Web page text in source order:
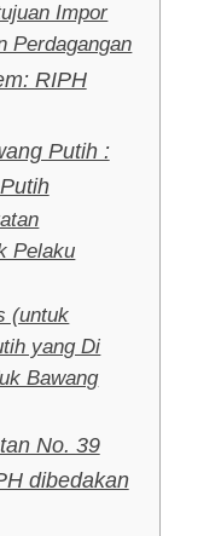
Impor
Perdagangan
RIPH
Putih :
Pelaku
(untuk
yang Di
Bawang
No. 39
dibedakan